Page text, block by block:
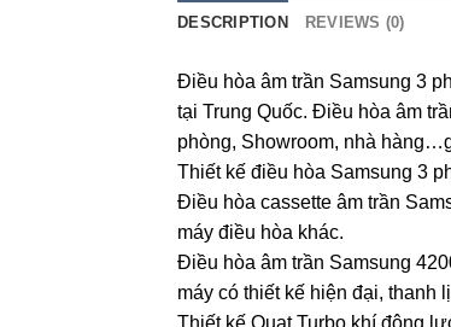
DESCRIPTION REVIEWS (0)
Điều hòa âm trần Samsung 3
tại Trung Quốc. Điều hòa âm
phòng, Showroom, nhà
Thiết kế điều hòa Samsung 3
Điều hòa cassette âm trần
máy điều hòa khác.
Điều hòa âm trần Samsung
máy có thiết kế hiện đại, thanh